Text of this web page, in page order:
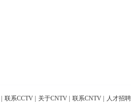
联系CCTV 关于CNTV 联系CNTV 人才招聘